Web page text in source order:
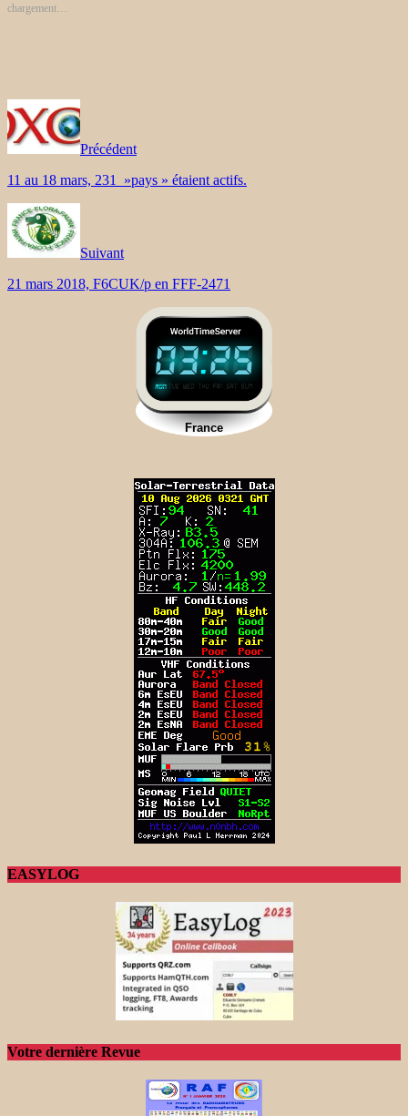
chargement…
Précédent
11 au 18 mars, 231 »pays » étaient actifs.
Suivant
21 mars 2018, F6CUK/p en FFF-2471
EASYLOG
Votre dernière Revue